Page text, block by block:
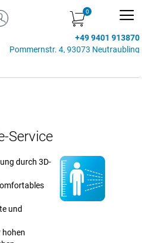
+49 9401 913870
Pommernstr. 4, 93073 Neutraubling
Service
durch 3D-
und
hohen